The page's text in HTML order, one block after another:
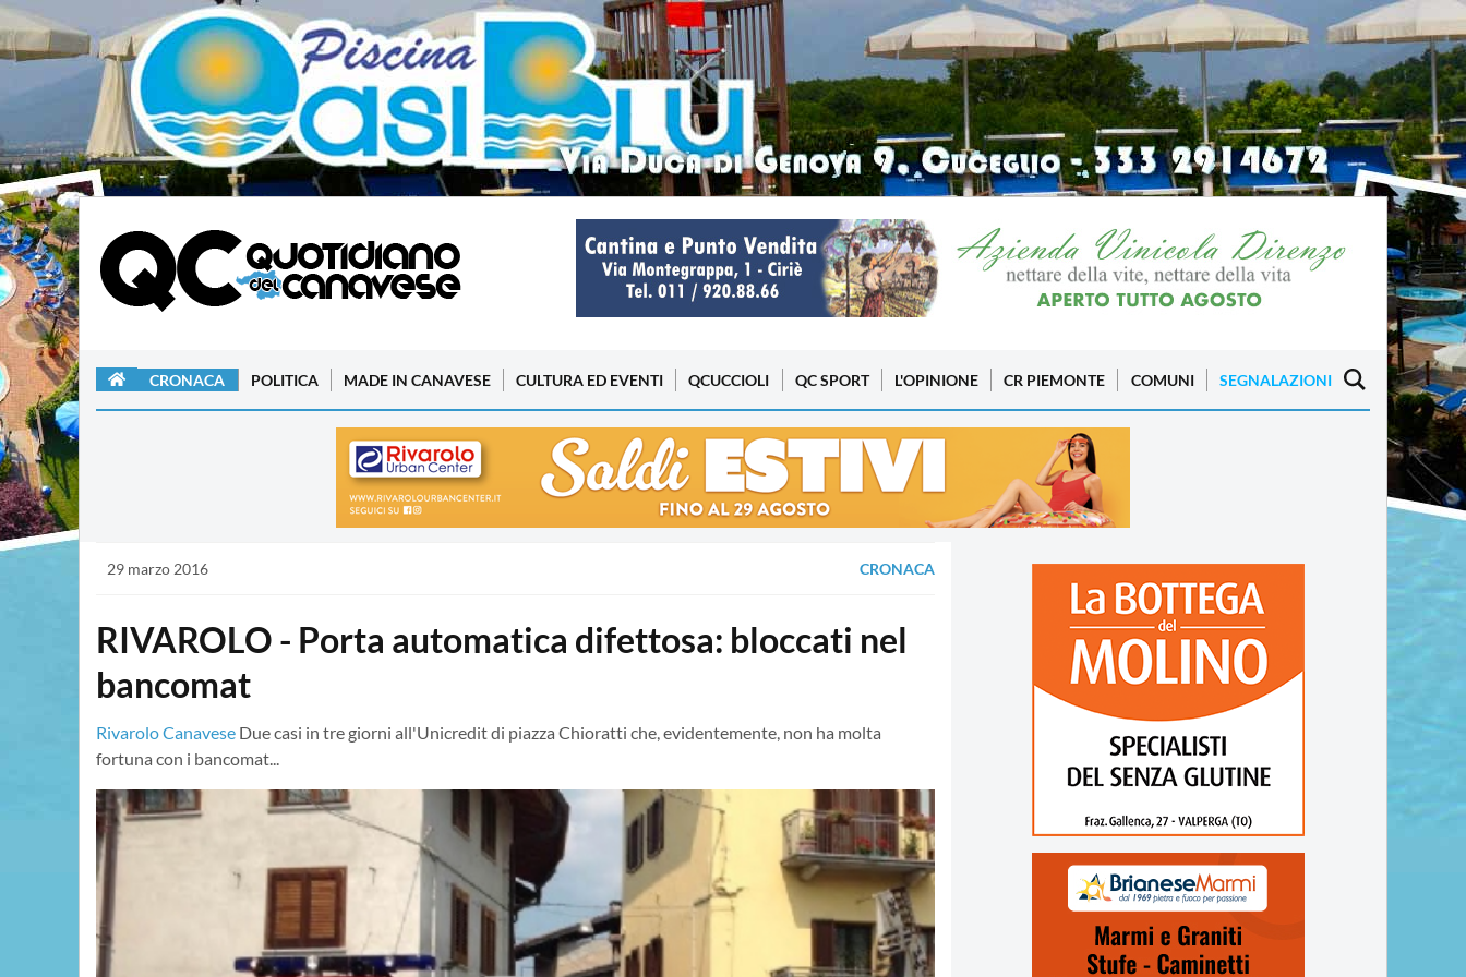
CRONACA POLITICA MADE IN CANAVESE CULTURA ED EVENTI QCUCCIOLI QC SPORT L'OPINIONE CR PIEMONTE COMUNI SEGNALAZIONI
29 marzo 2016 CRONACA
RIVAROLO - Porta automatica difettosa: bloccati nel
bancomat
Rivarolo Canavese Due casi in tre giorni all'Unicredit di piazza Chioratti che, evidentemente, non ha molta
fortuna con i bancomat...